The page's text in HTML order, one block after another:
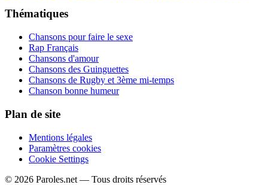
Thématiques
Chansons pour faire le sexe
Rap Français
Chansons d'amour
Chansons des Guinguettes
Chansons de Rugby et 3ème mi-temps
Chanson bonne humeur
Plan de site
Mentions légales
Paramètres cookies
Cookie Settings
© 2026 Paroles.net — Tous droits réservés